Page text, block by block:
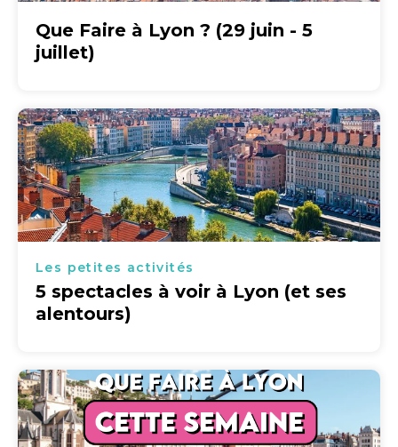
Que Faire à Lyon ? (29 juin - 5
juillet)
Les petites activités
5 spectacles à voir à Lyon (et ses
alentours)